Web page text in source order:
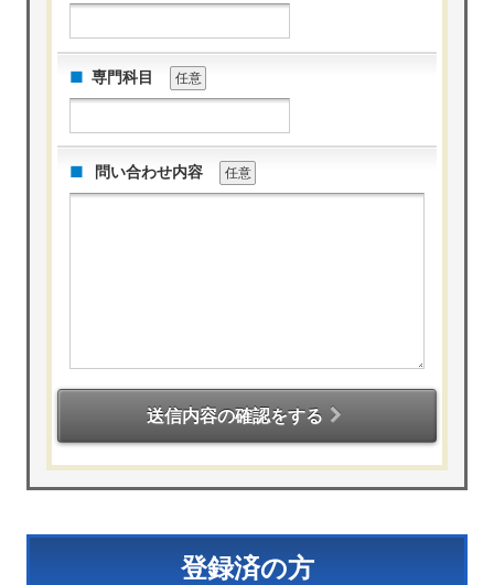
専門科目 任意
問い合わせ内容 任意
送信内容の確認をする
登録済の方